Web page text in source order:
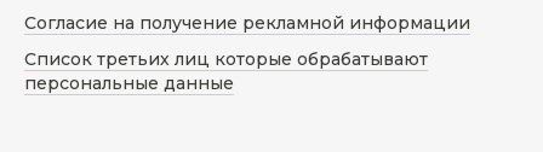
Согласие на получение рекламной информации
Список третьих лиц которые обрабатывают
персональные данные